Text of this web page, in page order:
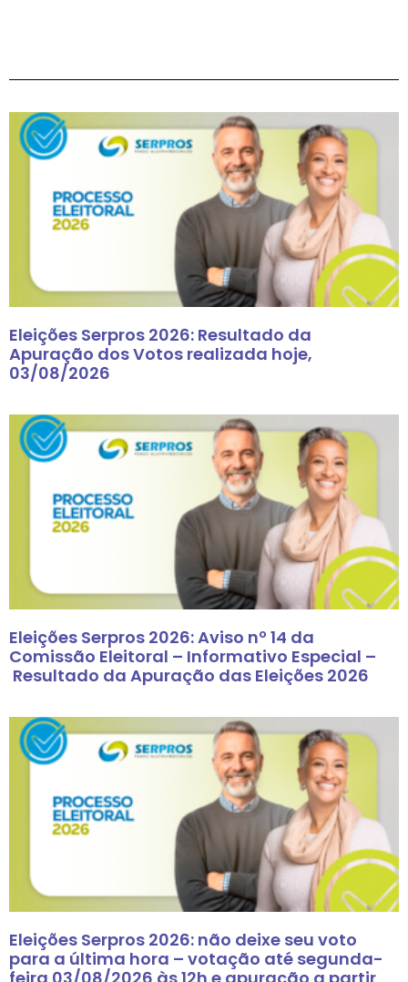
Eleições Serpros 2026: Resultado da
Apuração dos Votos realizada hoje,
03/08/2026
Eleições Serpros 2026: Aviso nº 14 da
Comissão Eleitoral – Informativo Especial –
Resultado da Apuração das Eleições 2026
Eleições Serpros 2026: não deixe seu voto
para a última hora – votação até segunda-